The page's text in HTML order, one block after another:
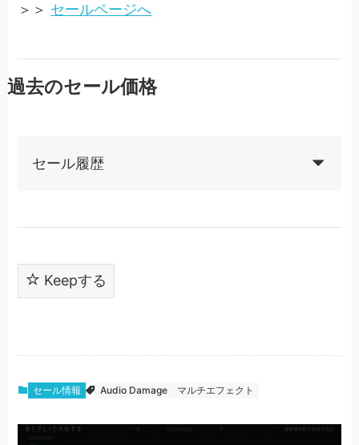
＞＞ セールページへ
過去のセール価格
セール履歴
Keepする
セール情報 Audio Damage マルチエフェクト